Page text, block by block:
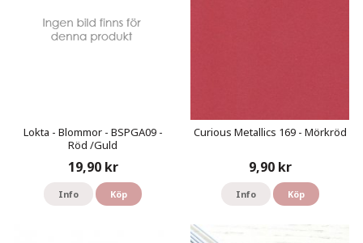
Lokta - Blommor - BSPGA09 -
Röd /Guld
19,90 kr
Info Köp
Curious Metallics 169 - Mörkröd
9,90 kr
Info Köp